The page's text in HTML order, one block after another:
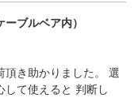
ブルベア内）
頂き助かりました。 選
して使えると 判断し